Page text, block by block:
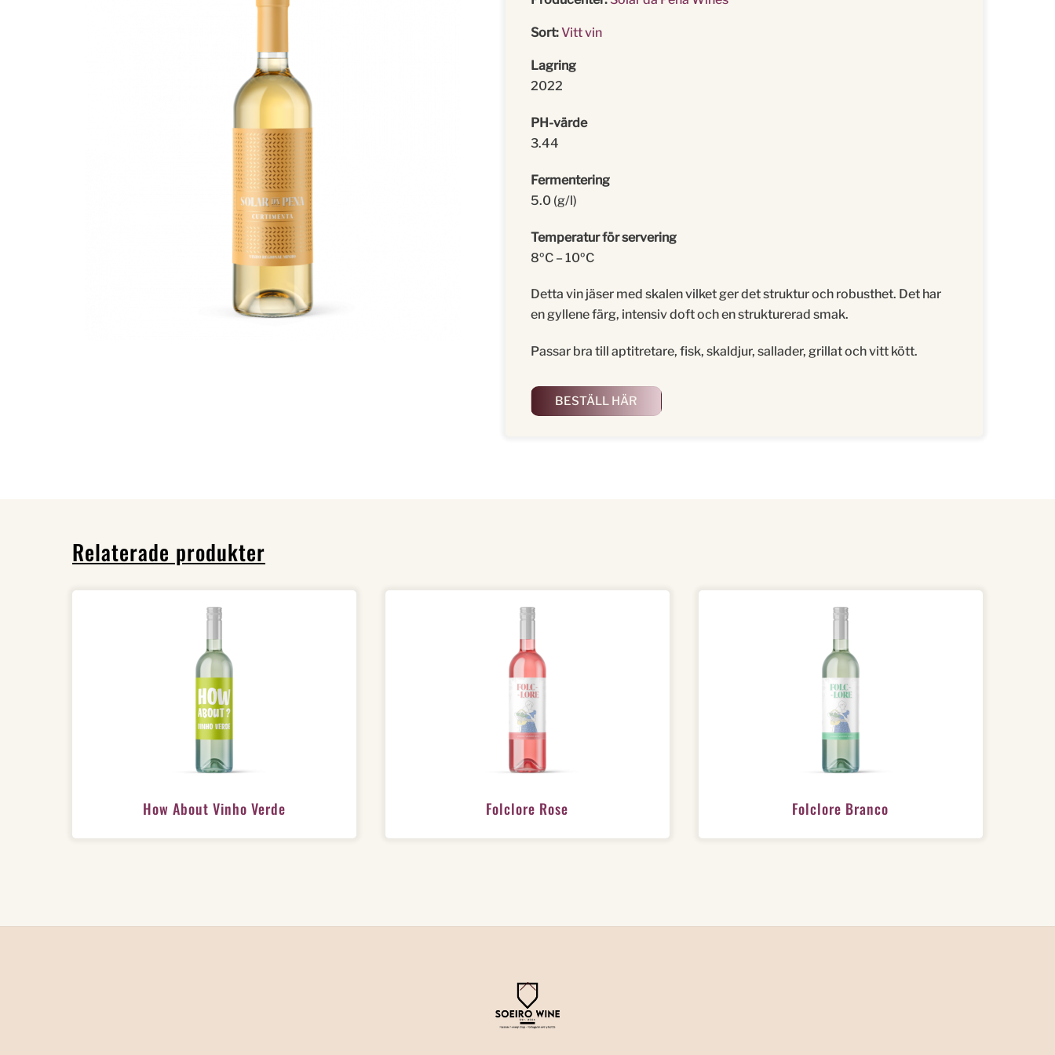
Sort:Vitt vin
Lagring
2022
PH-värde
3.44
Fermentering
5.0 (g/l)
Temperatur för servering
8ºC – 10ºC
Detta vin jäser med skalen vilket ger det struktur och robusthet. Det har
en gyllene färg, intensiv doft och en strukturerad smak.
Passar bra till aptitretare, fisk, skaldjur, sallader, grillat och vitt kött.
BESTÄLL HÄR
Relaterade produkter
How About Vinho Verde Folclore Rose Folclore Branco
Back
To
Top